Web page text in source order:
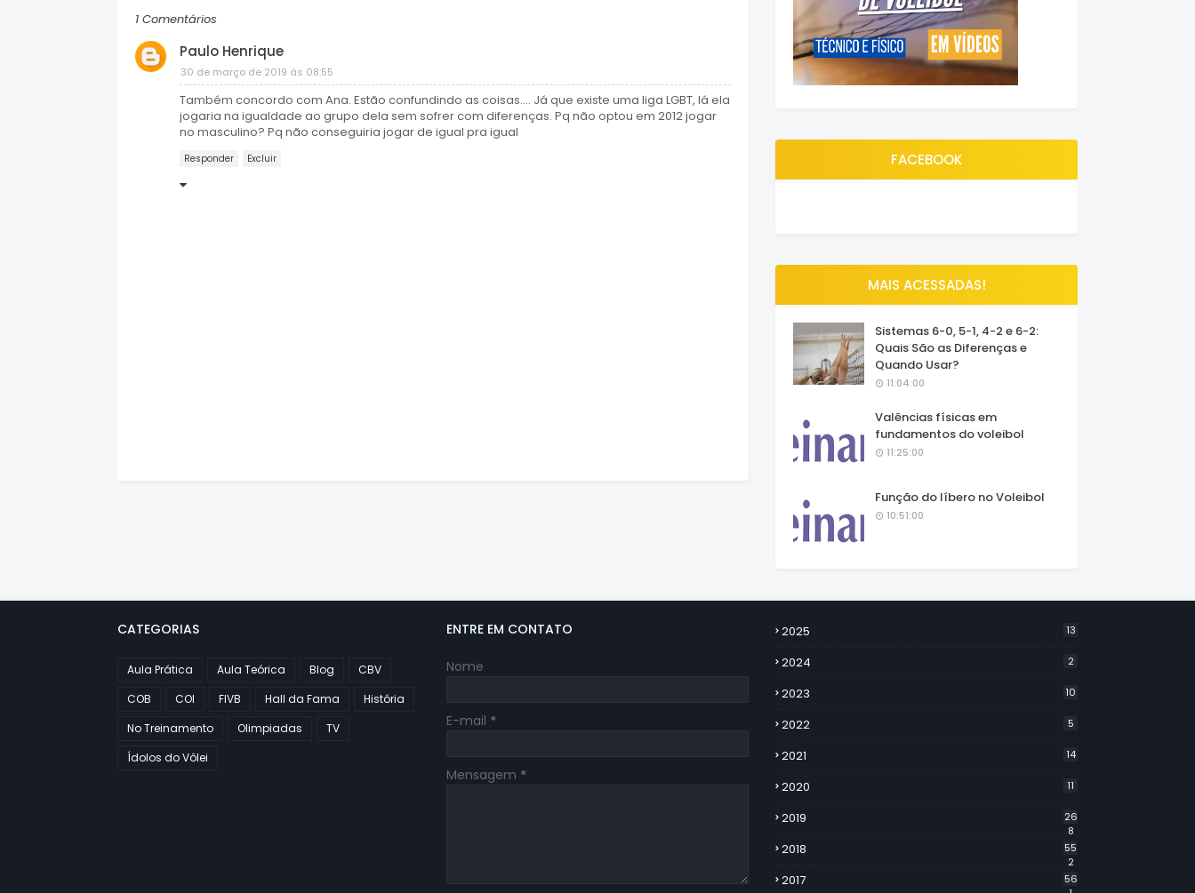
1 Comentários
Paulo Henrique
30 de março de 2019 às 08:55
Também concordo com Ana. Estão confundindo as coisas.... Já que existe uma liga LGBT, lá ela
jogaria na igualdade ao grupo dela sem sofrer com diferenças. Pq não optou em 2012 jogar
no masculino? Pq não conseguiria jogar de igual pra igual
Responder Excluir FACEBOOK
MAIS ACESSADAS!
Sistemas 6-0, 5-1, 4-2 e 6-2:
Quais São as Diferenças e
Quando Usar?
11:04:00
Valências físicas em
fundamentos do voleibol
11:25:00
Função do líbero no Voleibol
10:51:00
CATEGORIAS
Aula Prática Aula Teórica Blog
CBV
COB
COI FIVB Hall da Fama
História
No Treinamento
Olimpiadas
TV
Ídolos do Vôlei
ENTRE EM CONTATO
Nome
E-mail *
Mensagem *
2025 13
2024 2
2023 10
2022 5
2021 14
2020 11
2019
26
8
2018
55
2
2017
56